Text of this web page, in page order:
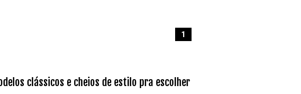
1
clássicos e cheios de estilo pra escolher